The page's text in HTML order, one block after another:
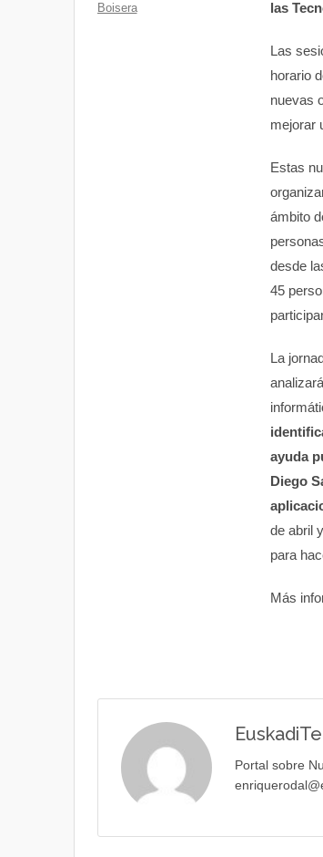
Boisera
las
Las
horario
nuevas
mejorar
Estas
ámbito
desde
45
La
ayuda
Diego
de abril
para
Más
Portal sobre